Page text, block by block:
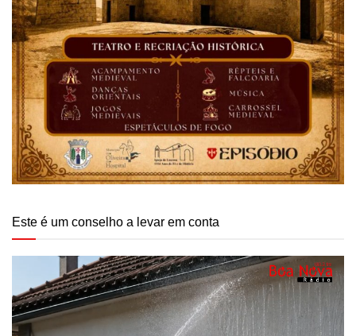
Este é um conselho a levar em conta